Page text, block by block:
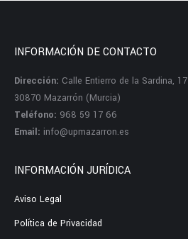
INFORMACIÓN DE CONTACTO
Dirección: Calle Entierro de la Sardina, 17
30870 Mazarrón (Murcia)
Teléfono: 968 59 17 66
Email: info@upmazarron.es
INFORMACIÓN JURÍDICA
Aviso Legal
Política de Privacidad